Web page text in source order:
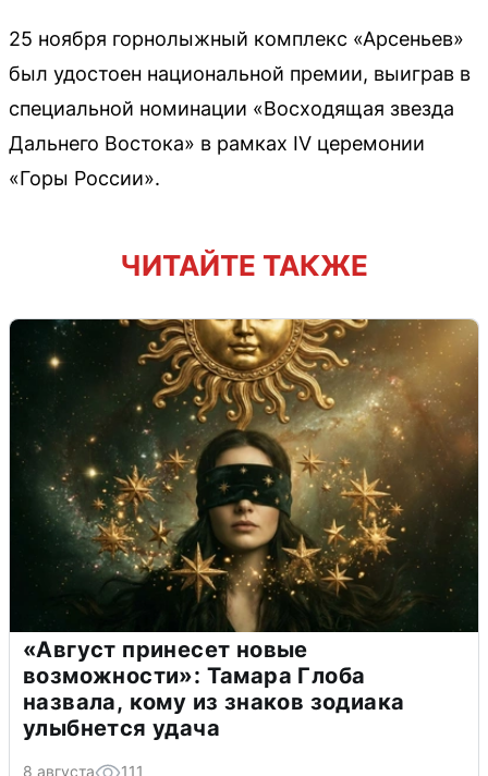
25 ноября горнолыжный комплекс «Арсеньев»
был удостоен национальной премии, выиграв в
специальной номинации «Восходящая звезда
Дальнего Востока» в рамках IV церемонии
«Горы России».
ЧИТАЙТЕ ТАКЖЕ
«Август принесет новые
возможности»: Тамара Глоба
назвала, кому из знаков зодиака
улыбнется удача
8 августа 111